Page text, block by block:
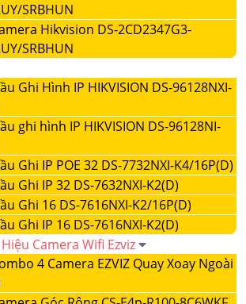
SRBHUN
Hikvision DS-2CD2347G3-
SRBHUN
Ghi Hình IP HIKVISION DS-96128NXI-
ghi hình IP HIKVISION DS-96128NI-
Ghi IP POE 32 DS-7732NXI-K4/16P(D)
Ghi IP 32 DS-7632NXI-K2(D)
Ghi 16 DS-7616NXI-K2/16P(D)
Ghi IP 16 DS-7616NXI-K2(D)
Camera Wifi Ezviz
4 Camera EZVIZ Quay Xoay Ngoài